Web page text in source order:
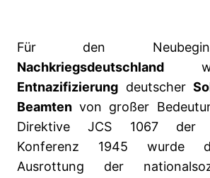
Für den
Nachkriegsdeutschland
Entnazifizierung deutscher
Beamten von großer
Direktive JCS 1067 der
Konferenz 1945 wurde
Ausrottung der